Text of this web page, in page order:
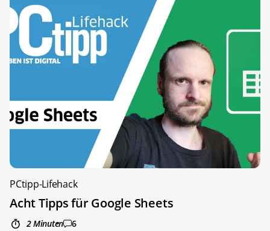
PCtipp-Lifehack
Acht Tipps für Google Sheets
2 Minuten 6